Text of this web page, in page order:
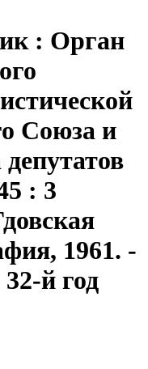
: Орган
Союза и
: 3
1961. -
й год